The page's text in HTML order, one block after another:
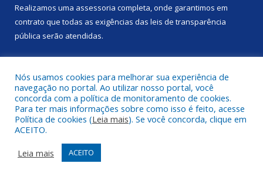
Realizamos uma assessoria completa, onde garantimos em
contrato que todas as exigências das leis de transparência
pública serão atendidas.
Todos os direitos reservados a Prefeitura Municipal de Anapu.
Mapa do Site
Acessar Área Administrativa
Acessar Webmail
Nós usamos cookies para melhorar sua experiência de
navegação no portal. Ao utilizar nosso portal, você
concorda com a política de monitoramento de cookies.
Para ter mais informações sobre como isso é feito, acesse
Política de cookies (Leia mais). Se você concorda, clique em
ACEITO.
Leia mais
ACEITO